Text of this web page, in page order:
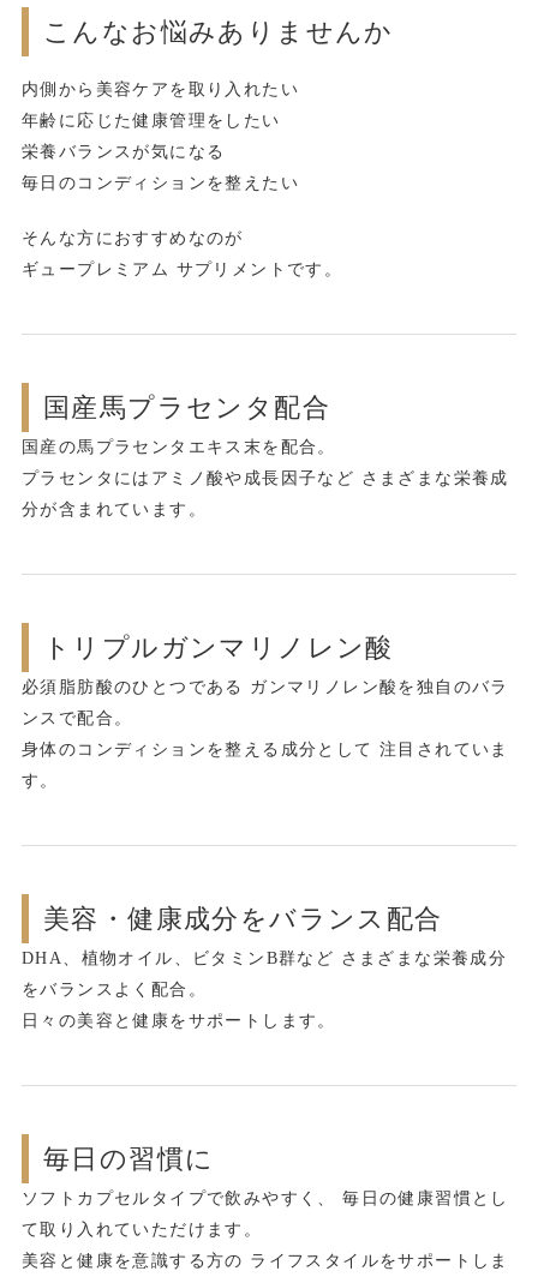
こんなお悩みありませんか
内側から美容ケアを取り入れたい
年齢に応じた健康管理をしたい
栄養バランスが気になる
毎日のコンディションを整えたい
そんな方におすすめなのが
ギュープレミアム サプリメント です。
国産馬プラセンタ配合
国産の馬プラセンタエキス末を配合。
プラセンタにはアミノ酸や成長因子など さまざまな栄養成
分が含まれています。
トリプルガンマリノレン酸
必須脂肪酸のひとつである ガンマリノレン酸を独自のバラ
ンスで配合。
身体のコンディションを整える成分として 注目されていま
す。
美容・健康成分をバランス配合
DHA、植物オイル、ビタミンB群など さまざまな栄養成分
をバランスよく配合。
日々の美容と健康をサポートします。
毎日の習慣に
ソフトカプセルタイプで飲みやすく、 毎日の健康習慣とし
て取り入れていただけます。
美容と健康を意識する方の ライフスタイルをサポートしま